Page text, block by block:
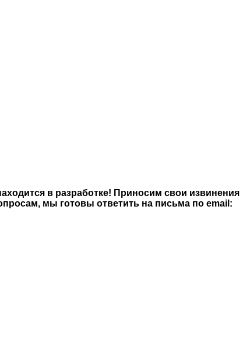
в разработке! Приносим свои извинения
мы готовы ответить на письма по email: